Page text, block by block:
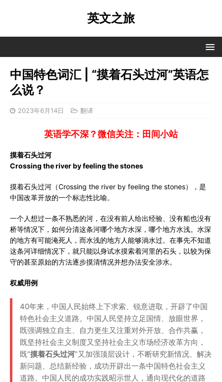
英文之旅
中国特色词汇 | “摸着石头过河”英语怎
么说？
2023年6月14日 翻译
英语学不深？微信关注：田间小站
摸着石头过河
Crossing the river by feeling the stones
摸着石头过河（Crossing the river by feeling the stones），是
中国改革开放的一个标志性比喻。
一个人想过一条不熟悉的河，在没有前人给出经验、没有船也没有
桥等情况下，如何分清这条河哪个地方水深，哪个地方水浅。水深
的地方有可能淹死人，而水浅的地方人能够淌水过。在事先不知道
这条河详细情况下，就只能以身试水摸索着河里的石头，以较为保
守的甚至原始的方法逐步摸清情况并想办法安全涉水。
权威用例
40年来，中国人民始终上下求索、锐意进取，开辟了中国
特色社会主义道路。中国人民坚持立足国情、放眼世界，
既强调独立自主、自力更生又注重对外开放、合作共赢，
既坚持社会主义制度又坚持社会主义市场经济改革方向，
既“摸着石头过河”又加强顶层设计，不断研究新情况、解决
新问题、总结新经验，成功开辟出一条中国特色社会主义
道路。中国人民的成功实践昭示世人，通向现代化的道路